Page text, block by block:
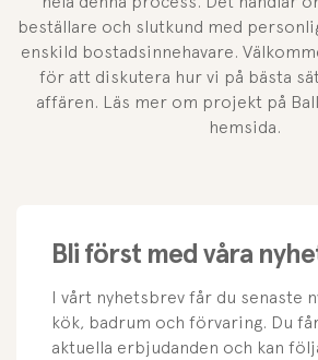
beställare och slutkund med
enskild bostadsinnehavare.
för att diskutera hur vi på bästa
affären. Läs mer om projekt på
hemsida.
Bli först med våra
I vårt nyhetsbrev får du senaste
kök, badrum och förvaring. Du
aktuella erbjudanden och kan